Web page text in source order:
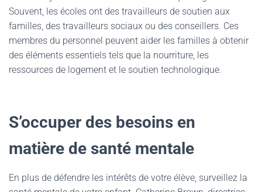
Souvent, les écoles ont des travailleurs de soutien aux
familles, des travailleurs sociaux ou des conseillers. Ces
membres du personnel peuvent aider les familles à obtenir
des éléments essentiels tels que la nourriture, les
ressources de logement et le soutien technologique.
S’occuper des besoins en
matière de santé mentale
En plus de défendre les intérêts de votre élève, surveillez la